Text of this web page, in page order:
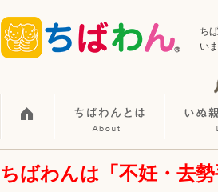
ち
い
ちばわんは「不妊・去